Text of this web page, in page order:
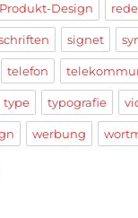
Produkt-Design
signet
telefon
type typografie
werbung